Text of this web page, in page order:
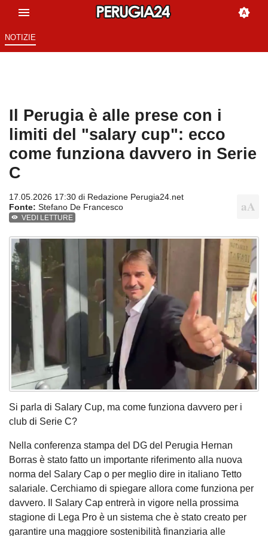
NOTIZIE
Il Perugia è alle prese con i
limiti del "salary cup": ecco
come funziona davvero in Serie
C
17.05.2026 17:30 di Redazione Perugia24.net
Fonte: Stefano De Francesco
VEDI LETTURE
Si parla di Salary Cup, ma come funziona davvero per i
club di Serie C?
Nella conferenza stampa del DG del Perugia Hernan
Borras è stato fatto un importante riferimento alla nuova
norma del Salary Cap o per meglio dire in italiano Tetto
salariale. Cerchiamo di spiegare allora come funziona per
davvero. Il Salary Cap entrerà in vigore nella prossima
stagione di Lega Pro è un sistema che è stato creato per
garantire una maggiore sostenibilità finanziaria alle